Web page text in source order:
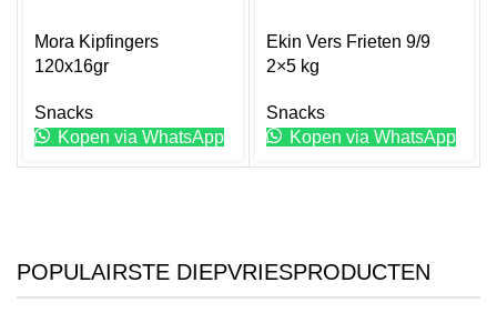
Mora Kipfingers
120x16gr
Snacks
Kopen via WhatsApp
Ekin Vers Frieten 9/9
2×5 kg
Snacks
Kopen via WhatsApp
POPULAIRSTE DIEPVRIESPRODUCTEN